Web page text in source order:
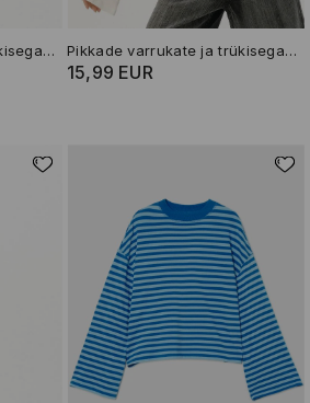
Pikkade varrukate ja trükisega T-särk Pikkade varrukate ja trükisega T-särk
15,99 EUR